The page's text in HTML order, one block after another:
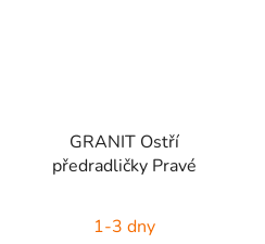
GRANIT Ostří
předradličky Pravé
1-3 dny